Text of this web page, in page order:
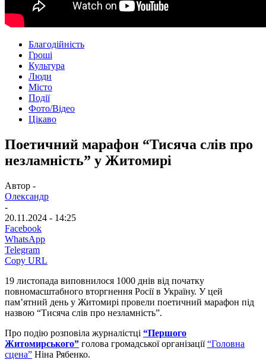
Благодійність
Гроші
Культура
Люди
Місто
Події
Фото/Відео
Цікаво
Поетичний марафон “Тисяча слів про
незламність” у Житомирі
Автор -
Олександр
-
20.11.2024 - 14:25
Facebook
WhatsApp
Telegram
Copy URL
19 листопада виповнилося 1000 днів від початку
повномасштабного вторгнення Росії в Україну. У цей
пам’ятний день у Житомирі провели поетичний марафон під
назвою “Тисяча слів про незламність”.
Про подію розповіла журналістці “Першого
Житомирського” голова громадської організації“Головна
сцена” Ніна Рябенко.